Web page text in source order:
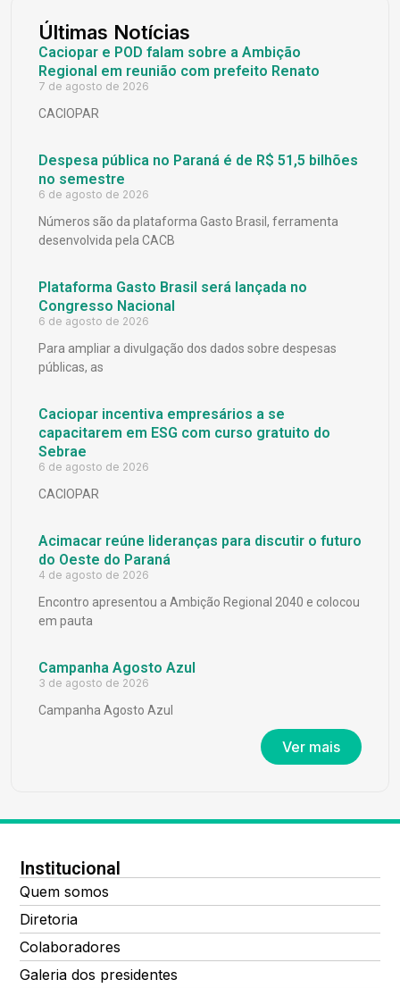
Últimas Notícias
Caciopar e POD falam sobre a Ambição
Regional em reunião com prefeito Renato
7 de agosto de 2026
CACIOPAR
Despesa pública no Paraná é de R$ 51,5 bilhões
no semestre
6 de agosto de 2026
Números são da plataforma Gasto Brasil, ferramenta
desenvolvida pela CACB
Plataforma Gasto Brasil será lançada no
Congresso Nacional
6 de agosto de 2026
Para ampliar a divulgação dos dados sobre despesas
públicas, as
Caciopar incentiva empresários a se
capacitarem em ESG com curso gratuito do
Sebrae
6 de agosto de 2026
CACIOPAR
Acimacar reúne lideranças para discutir o futuro
do Oeste do Paraná
4 de agosto de 2026
Encontro apresentou a Ambição Regional 2040 e colocou
em pauta
Campanha Agosto Azul
3 de agosto de 2026
Campanha Agosto Azul
Ver mais
Institucional
Quem somos
Diretoria
Colaboradores
Galeria dos presidentes